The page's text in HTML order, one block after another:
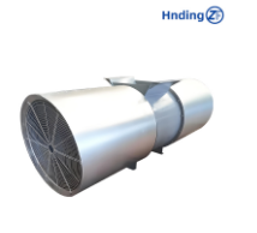
долговечность